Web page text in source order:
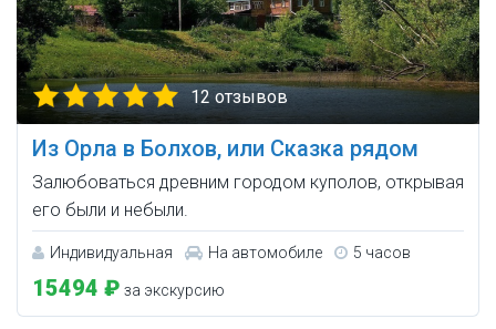
12 отзывов
Из Орла в Болхов, или Сказка рядом
Залюбоваться древним городом куполов, открывая
его были и небыли.
Индивидуальная На автомобиле 5 часов
15494 ₽ за экскурсию